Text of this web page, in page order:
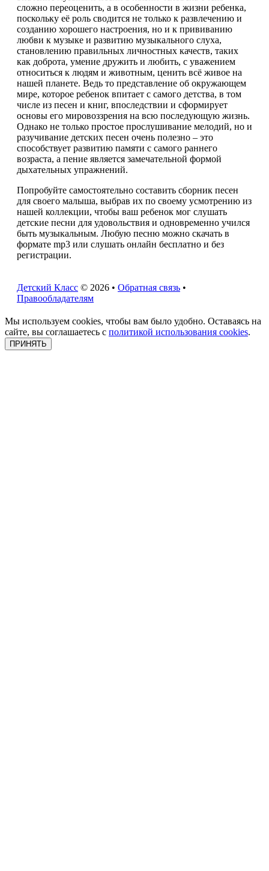
сложно переоценить, а в особенности в жизни ребенка,
поскольку её роль сводится не только к развлечению и
созданию хорошего настроения, но и к прививанию
любви к музыке и развитию музыкального слуха,
становлению правильных личностных качеств, таких
как доброта, умение дружить и любить, с уважением
относиться к людям и животным, ценить всё живое на
нашей планете. Ведь то представление об окружающем
мире, которое ребенок впитает с самого детства, в том
числе из песен и книг, впоследствии и сформирует
основы его мировоззрения на всю последующую жизнь.
Однако не только простое прослушивание мелодий, но и
разучивание детских песен очень полезно – это
способствует развитию памяти с самого раннего
возраста, а пение является замечательной формой
дыхательных упражнений.
Попробуйте самостоятельно составить сборник песен
для своего малыша, выбрав их по своему усмотрению из
нашей коллекции, чтобы ваш ребенок мог слушать
детские песни для удовольствия и одновременно учился
быть музыкальным. Любую песню можно скачать в
формате mp3 или слушать онлайн бесплатно и без
регистрации.
Детский Класс © 2026 • Обратная связь •
Правообладателям
Мы используем cookies, чтобы вам было удобно. Оставаясь на
сайте, вы соглашаетесь с политикой использования cookies.
ПРИНЯТЬ